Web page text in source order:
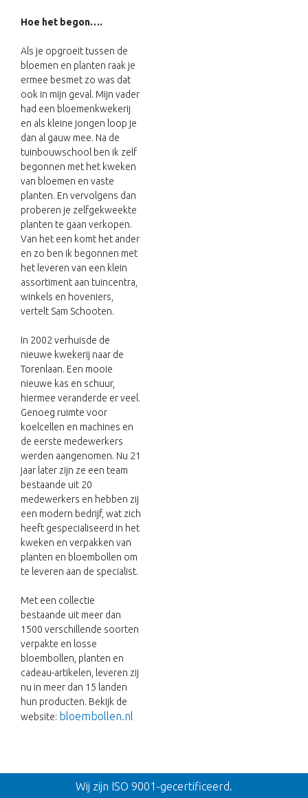
Hoe het begon….
Als je opgroeit tussen de
bloemen en planten raak je
ermee besmet zo was dat
ook in mijn geval. Mijn vader
had een bloemenkwekerij
en als kleine jongen loop je
dan al gauw mee. Na de
tuinbouwschool ben ik zelf
begonnen met het kweken
van bloemen en vaste
planten. En vervolgens dan
proberen je zelfgekweekte
planten te gaan verkopen.
Van het een komt het ander
en zo ben ik begonnen met
het leveren van een klein
assortiment aan tuincentra,
winkels en hoveniers,
vertelt Sam Schooten.
In 2002 verhuisde de
nieuwe kwekerij naar de
Torenlaan. Een mooie
nieuwe kas en schuur,
hiermee veranderde er veel.
Genoeg ruimte voor
koelcellen en machines en
de eerste medewerkers
werden aangenomen. Nu 21
jaar later zijn ze een team
bestaande uit 20
medewerkers en hebben zij
een modern bedrijf, wat zich
heeft gespecialiseerd in het
kweken en verpakken van
planten en bloembollen om
te leveren aan de specialist.
Met een collectie
bestaande uit meer dan
1500 verschillende soorten
verpakte en losse
bloembollen, planten en
cadeau-artikelen, leveren zij
nu in meer dan 15 landen
hun producten. Bekijk de
website: bloembollen.nl
Terug
Wij zijn ISO 9001-gecertificeerd.